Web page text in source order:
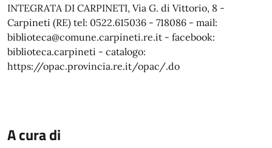
INTEGRATA DI CARPINETI, Via G. di Vittorio, 8 -
Carpineti (RE) tel: 0522.615036 - 718086 - mail:
biblioteca@comune.carpineti.re.it - facebook:
biblioteca.carpineti - catalogo:
https://opac.provincia.re.it/opac/.do
A cura di